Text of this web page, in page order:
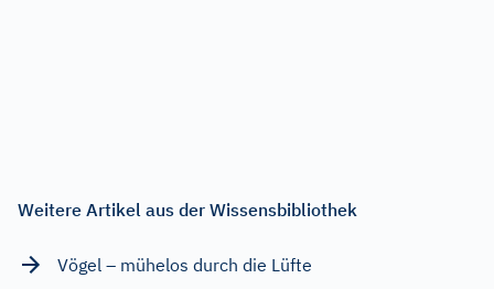
Weitere Artikel aus der Wissensbibliothek
Vögel – mühelos durch die Lüfte